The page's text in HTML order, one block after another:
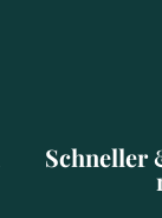
Schneller